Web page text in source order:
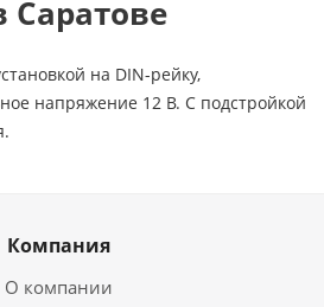
Саратове
на DIN-рейку,
напряжение 12 В. С подстройкой
Компания
О компании